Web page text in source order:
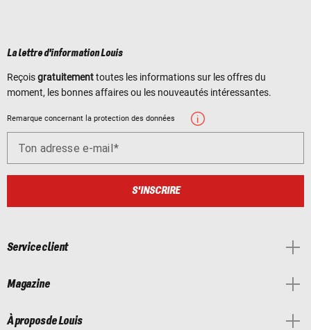
La lettre d'information Louis
Reçoisgratuitementtoutes les informations sur les offres du
moment, les bonnes affaires ou les nouveautés intéressantes.
Remarque concernant la protection des données
Ton adresse e-mail
S'INSCRIRE
Service client
Magazine
À propos de Louis